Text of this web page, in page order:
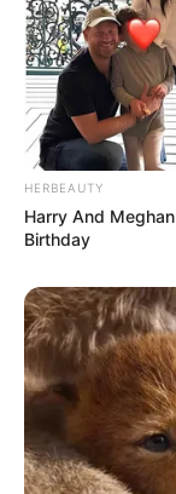
HERBEAUTY
Harry And
Birthday